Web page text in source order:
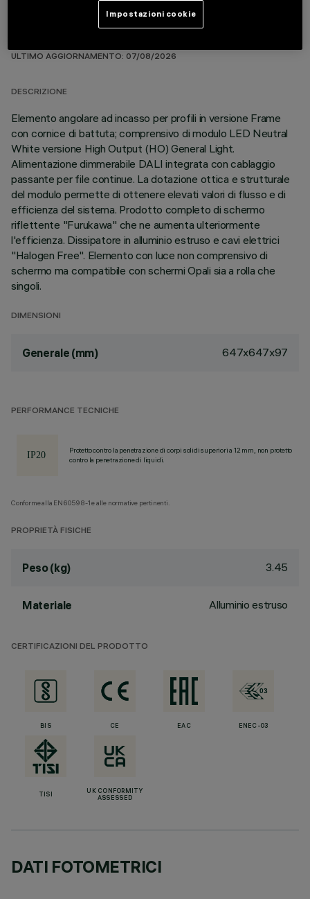
ULTIMO AGGIORNAMENTO: 07/08/2026
DESCRIZIONE
Elemento angolare ad incasso per profili in versione Frame
con cornice di battuta; comprensivo di modulo LED Neutral
White versione High Output (HO) General Light.
Alimentazione dimmerabile DALI integrata con cablaggio
passante per file continue. La dotazione ottica e strutturale
del modulo permette di ottenere elevati valori di flusso e di
efficienza del sistema. Prodotto completo di schermo
riflettente "Furukawa" che ne aumenta ulteriormente
l'efficienza. Dissipatore in alluminio estruso e cavi elettrici
"Halogen Free". Elemento con luce non comprensivo di
schermo ma compatibile con schermi Opali sia a rolla che
singoli.
DIMENSIONI
Generale (mm) 647x647x97
PERFORMANCE TECNICHE
Protetto contro la penetrazione di corpi solidi superiori a 12 mm, non protetto
contro la penetrazione di liquidi.
Conforme alla EN60598-1 e alle normative pertinenti.
PROPRIETÀ FISICHE
Peso (kg) 3.45
Materiale Alluminio estruso
CERTIFICAZIONI DEL PRODOTTO
BIS CE EAC ENEC-03
TISI
UK CONFORMITY
ASSESSED
DATI FOTOMETRICI
Impostazioni cookie